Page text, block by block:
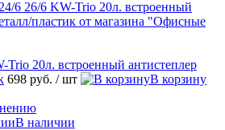
20л. встроенный антистеплер
698 руб. / шт
В корзину
В наличии